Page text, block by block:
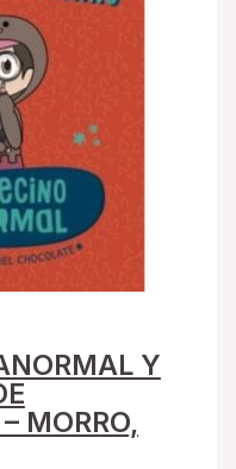
Y
MORRO,